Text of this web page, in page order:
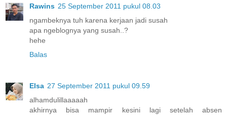
Rawins 25 September 2011 pukul 08.03
ngambeknya tuh karena kerjaan jadi susah
apa ngeblognya yang susah..?
hehe
Balas
Elsa 27 September 2011 pukul 09.59
alhamdulillaaaaah
akhirnya bisa mampir kesini lagi setelah absen